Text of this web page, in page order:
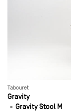
Tabouret
Gravity
Gravity Stool M